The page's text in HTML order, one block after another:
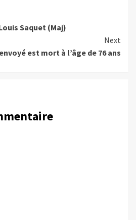
Saquet (Maj)
Next
est mort à l’âge de 76 ans